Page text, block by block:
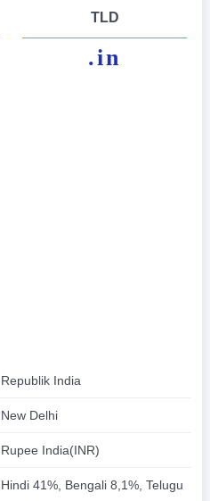
TLD
.in
Republik India
New Delhi
Rupee India(INR)
Hindi 41%, Bengali 8,1%, Telugu